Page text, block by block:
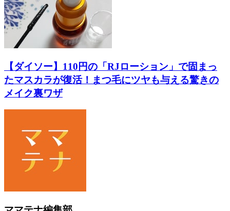
【ダイソー】110円の「RJローション」で固まっ
たマスカラが復活！まつ毛にツヤも与える驚きの
メイク裏ワザ